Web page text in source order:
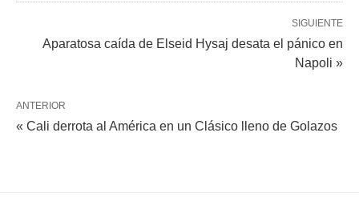
SIGUIENTE
Aparatosa caída de Elseid Hysaj desata el pánico en
Napoli »
ANTERIOR
« Cali derrota al América en un Clásico lleno de Golazos